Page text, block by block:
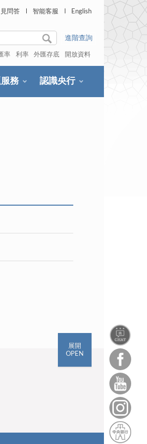
問答 智能客服 English
進階查詢
率 利率 外匯存底 開放資料
務 認識央行
展開
OPEN